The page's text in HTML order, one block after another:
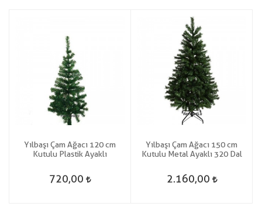
Yılbaşı Çam Ağacı 120 cm
Kutulu Plastik Ayaklı
720,00
Yılbaşı Çam Ağacı 150 cm
Kutulu Metal Ayaklı 320 Dal
2.160,00